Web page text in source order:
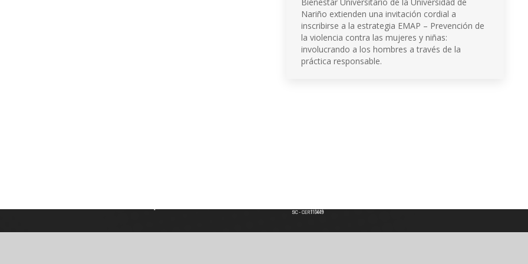
Nariño extienden una invitación cordial a
inscribirse a la estrategia EMAP – Prevención de
la violencia contra las mujeres y niñas:
involucrando a los hombres a través de la
práctica responsable.